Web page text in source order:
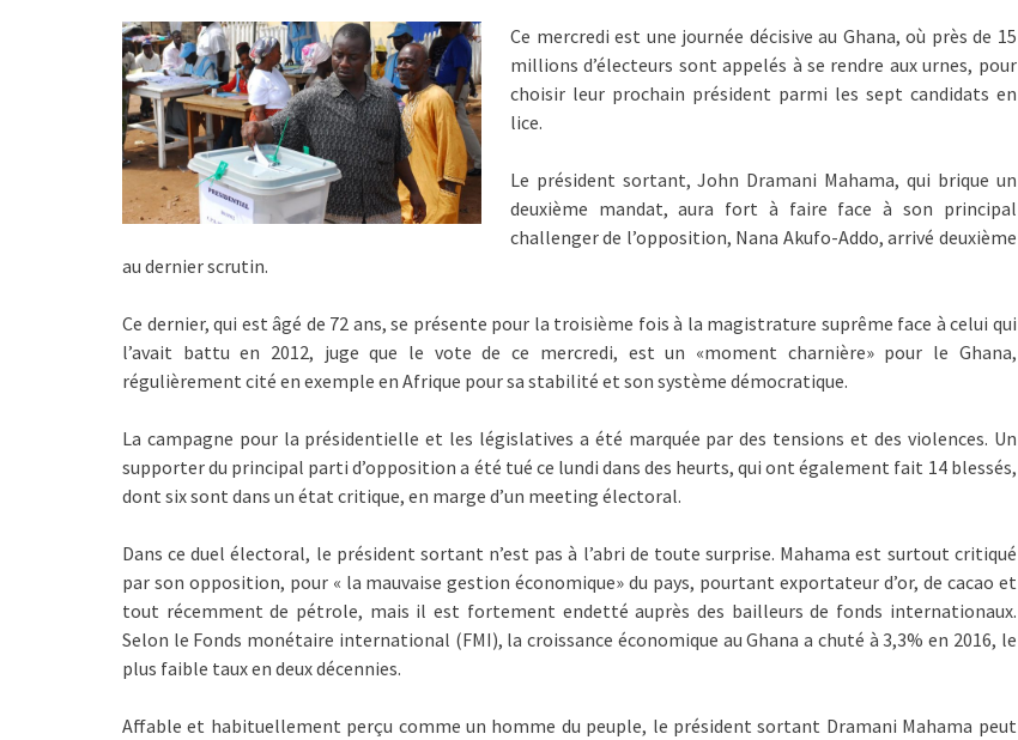
Ce mercredi est une journée décisive au Ghana, où près de 15
millions d’électeurs sont appelés à se rendre aux urnes, pour
choisir leur prochain président parmi les sept candidats en
lice.
Le président sortant, John Dramani Mahama, qui brique un
deuxième mandat, aura fort à faire face à son principal
challenger de l’opposition, Nana Akufo-Addo, arrivé deuxième
au dernier scrutin.
Ce dernier, qui est âgé de 72 ans, se présente pour la troisième fois à la magistrature suprême face à celui qui
l’avait battu en 2012, juge que le vote de ce mercredi, est un «moment charnière» pour le Ghana,
régulièrement cité en exemple en Afrique pour sa stabilité et son système démocratique.
La campagne pour la présidentielle et les législatives a été marquée par des tensions et des violences. Un
supporter du principal parti d’opposition a été tué ce lundi dans des heurts, qui ont également fait 14 blessés,
dont six sont dans un état critique, en marge d’un meeting électoral.
Dans ce duel électoral, le président sortant n’est pas à l’abri de toute surprise. Mahama est surtout critiqué
par son opposition, pour « la mauvaise gestion économique» du pays, pourtant exportateur d’or, de cacao et
tout récemment de pétrole, mais il est fortement endetté auprès des bailleurs de fonds internationaux.
Selon le Fonds monétaire international (FMI), la croissance économique au Ghana a chuté à 3,3% en 2016, le
plus faible taux en deux décennies.
Affable et habituellement perçu comme un homme du peuple, le président sortant Dramani Mahama peut